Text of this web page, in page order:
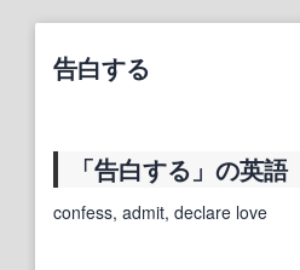
告白する
「告白する」の英語
confess, admit, declare love